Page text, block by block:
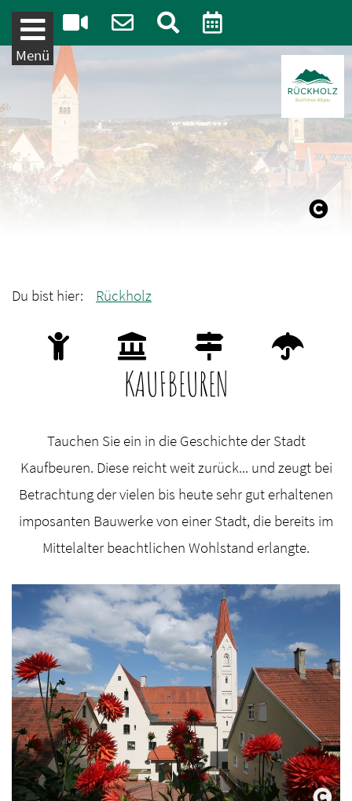
Weiter zum Inhalt
Menü
Du bist hier: Rückholz
KAUFBEUREN
Tauchen Sie ein in die Geschichte der Stadt
Kaufbeuren. Diese reicht weit zurück... und zeugt bei
Betrachtung der vielen bis heute sehr gut erhaltenen
imposanten Bauwerke von einer Stadt, die bereits im
Mittelalter beachtlichen Wohlstand erlangte.